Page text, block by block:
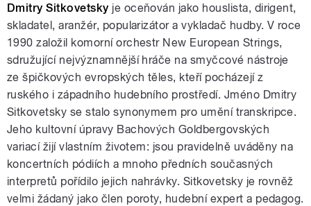
Dmitry Sitkovetsky je oceňován jako houslista, dirigent,
skladatel, aranžér, popularizátor a vykladač hudby. V roce
1990 založil komorní orchestr New European Strings,
sdružující nejvýznamnější hráče na smyčcové nástroje
ze špičkových evropských těles, kteří pocházejí z
ruského i západního hudebního prostředí. Jméno Dmitry
Sitkovetsky se stalo synonymem pro umění transkripce.
Jeho kultovní úpravy Bachových Goldbergovských
variací žijí vlastním životem: jsou pravidelně uváděny na
koncertních pódiích a mnoho předních současných
interpretů pořídilo jejich nahrávky. Sitkovetsky je rovněž
velmi žádaný jako člen poroty, hudební expert a pedagog.